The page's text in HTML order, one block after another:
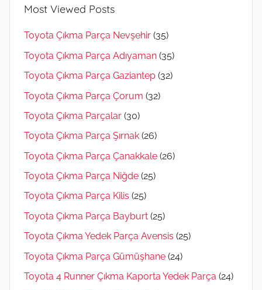
Most Viewed Posts
Toyota Çıkma Parça Nevşehir (35)
Toyota Çıkma Parça Adıyaman (35)
Toyota Çıkma Parça Gaziantep (32)
Toyota Çıkma Parça Çorum (32)
Toyota Çıkma Parçalar (30)
Toyota Çıkma Parça Şırnak (26)
Toyota Çıkma Parça Çanakkale (26)
Toyota Çıkma Parça Niğde (25)
Toyota Çıkma Parça Kilis (25)
Toyota Çıkma Parça Bayburt (25)
Toyota Çıkma Yedek Parça Avensis (25)
Toyota Çıkma Parça Gümüşhane (24)
Toyota 4 Runner Çıkma Kaporta Yedek Parça (24)